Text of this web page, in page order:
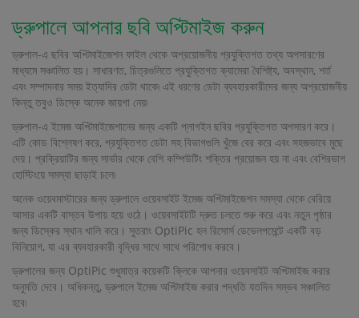
ড্রুপালে আপনার ছবি অপ্টিমাইজ করুন
ড্রুপাল-এ ছবির অপ্টিমাইজেশন ফাইল থেকে অপ্রয়োজনীয় প্রযুক্তিগত তথ্য অপসারণের
মাধ্যমে সঞ্চালিত হয়। সাধারণত, চিত্রগুলিতে প্রযুক্তিগত ক্যামেরা বৈশিষ্ট্য, অবস্থান, শর্ত
এবং সম্পাদনার সময় ইত্যাদির ডেটা থাকে৷ এই ধরণের ডেটা ব্যবহারকারীদের জন্য অপ্রয়োজনীয়
কিন্তু তবুও ডিস্কে অনেক জায়গা নেয়৷
ড্রুপাল-এ ইমেজ অপ্টিমাইজেশানের জন্য একটি প্লাগইন ছবির প্রযুক্তিগত অপসারণ করে।
এটি কোড বিশ্লেষণ করে, প্রযুক্তিগত ডেটা সহ বিভাগগুলি খুঁজে বের করে এবং সহজভাবে মুছে
দেয়। প্রক্রিয়াটির জন্য সার্ভার থেকে বেশি কম্পিউটিং শক্তির প্রয়োজন হয় না এবং বেশিরভাগ
হোস্টিংয়ে সমস্যা ছাড়াই চলে৷
অনেক ওয়েবমাস্টারের জন্য ড্রুপালে ওয়েবসাইট ইমেজ অপ্টিমাইজেশন সমস্যা থেকে বেরিয়ে
আসার একটি বাস্তব উপায় হয়ে ওঠে। ওয়েবসাইটটি দ্রুত চলতে শুরু করে এবং নতুন পৃষ্ঠার
জন্য ডিস্কের স্থান খালি করে। সুতরাং OptiPic হল রিসোর্স ডেভেলপমেন্টে একটি বড়
বিনিয়োগ, যা এর ব্যবহারকারী বৃদ্ধির সাথে সাথে পরিশোধ করবে।
ড্রুপালের জন্য OptiPic শুধুমাত্র কয়েকটি ক্লিকে আপনার ওয়েবসাইট অপ্টিমাইজ করার
অনুমতি দেবে। অধিকন্তু, ড্রুপালে ইমেজ অপ্টিমাইজ করার পদ্ধতি যতদিন সম্ভব সঞ্চালিত
হবে৷